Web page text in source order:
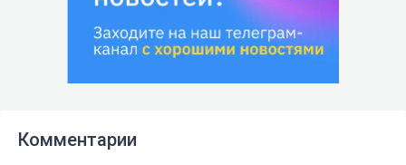
Комментарии